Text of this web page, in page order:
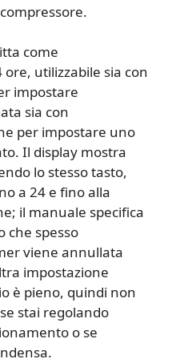
come
utilizzabile sia con
impostare
sia con
per impostare uno
Il display mostra
lo stesso tasto,
a 24 e fino alla
il manuale specifica
che spesso
viene annullata
impostazione
è pieno, quindi non
stai regolando
o se